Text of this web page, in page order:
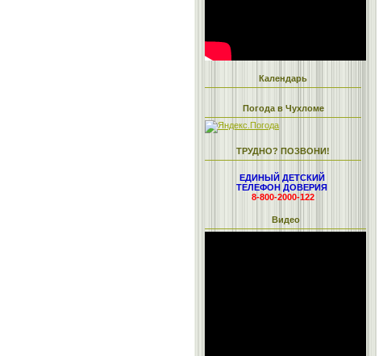
Календарь
Погода в Чухломе
ТРУДНО? ПОЗВОНИ!
ЕДИНЫЙ ДЕТСКИЙ
ТЕЛЕФОН ДОВЕРИЯ
8-800-2000-122
Видео